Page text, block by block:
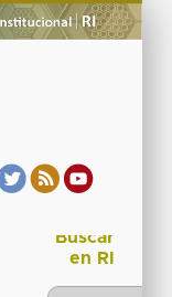
Buscar
en RI